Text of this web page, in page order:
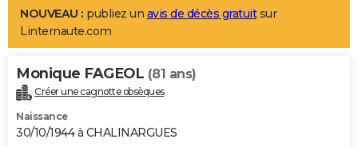
LIFESTYLE
Art de vivre
Bien-être
Loisirs
Mode
Modes de vie
Alimentation
Guide de la santé
Maladies
Médicaments
Sommeil
VOYAGE
Destinations
City break
Voyage nature
Voyage de noces
Forum
Climat
+PHOTO
GUIDES D'ACHAT
NOUVEAU : publiez un avis de décès gratuitsur
Linternaute.com
Monique FAGEOL (81 ans)
Créer une cagnotte obsèques
Naissance
30/10/1944 à CHALINARGUES